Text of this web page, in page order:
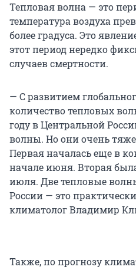
Тепловая волна — это
температура воздуха
более градуса. Это
этот период нередко
случаев смертности.
— С развитием
количество тепловых
году в Центральной
волны. Но они очень
Первая началась еще в
начале июня. Вторая
июля. Две тепловые
России — это
климатолог Владимир
Также, по прогнозу